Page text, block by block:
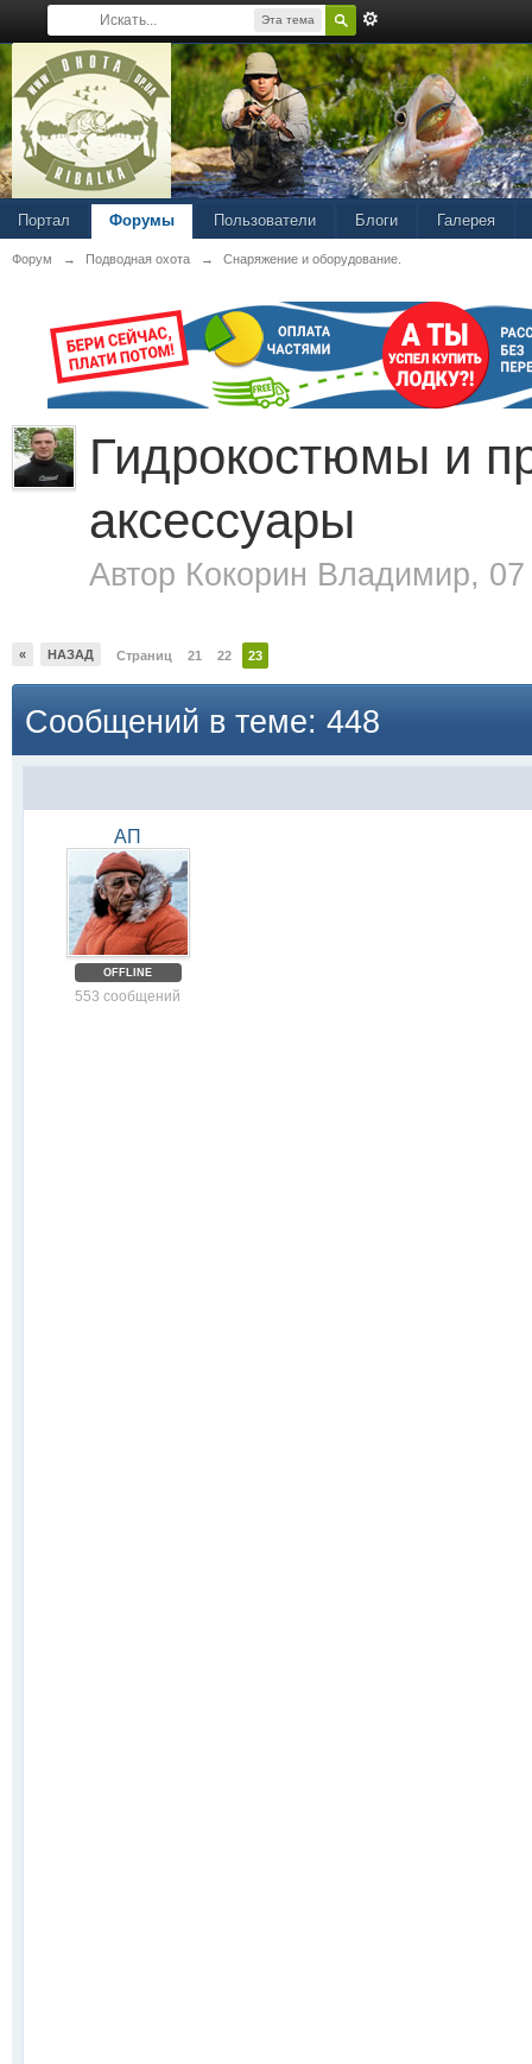
Эта тема
Портал Форумы Пользователи Блоги Галерея
Форум → Подводная охота → Снаряжение и оборудование.
Гидрокостюмы и
аксессуары
Автор Кокорин Владимир,
« НАЗАД Страниц 21 22 23
Сообщений в теме: 448
АП
OFFLINE
553 сообщений